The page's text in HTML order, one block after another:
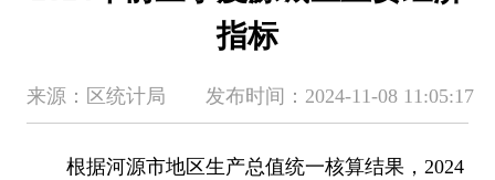
指标
来源：区统计局 发布时间：2024-11-08 11:05:17
根据河源市地区生产总值统一核算结果，2024